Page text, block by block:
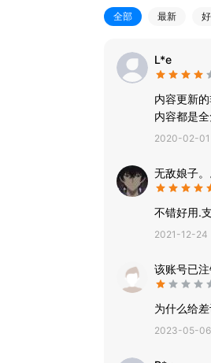
这里有重要财经事件
会；这里有时政新闻
【南财号】
权威经济学家、知
【7x24快讯】
快讯7x24小时不间
全部 最新
L*e
内容更新
内容都是
2020-02-01
无敌娘子。
不错好用.
2021-12-24
该账号已
为什么给
2023-05-06